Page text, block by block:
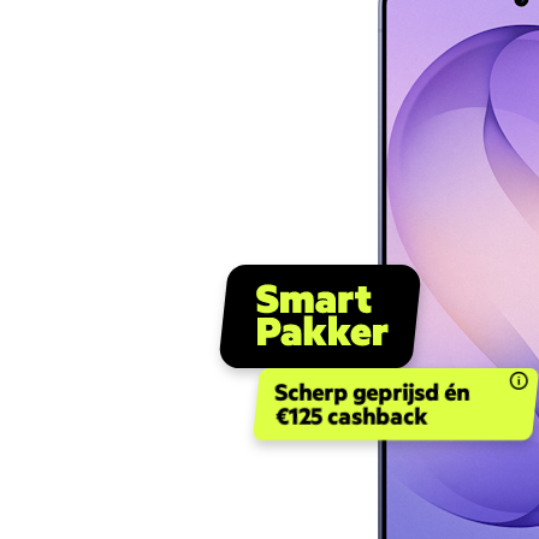
Scherp geprijsd én
€125 cashback